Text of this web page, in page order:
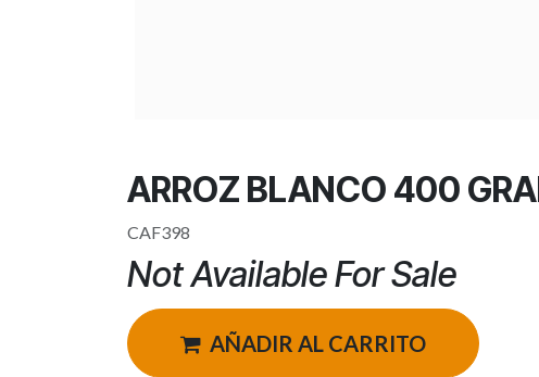
ARROZ BLANCO 400
CAF398
Not Available For Sale
AÑADIR AL CARRITO